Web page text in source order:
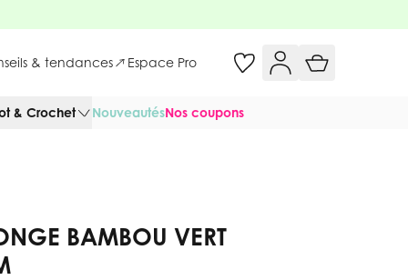
& tendances Espace Pro
& Crochet NouveautésNos coupons
BAMBOU VERT